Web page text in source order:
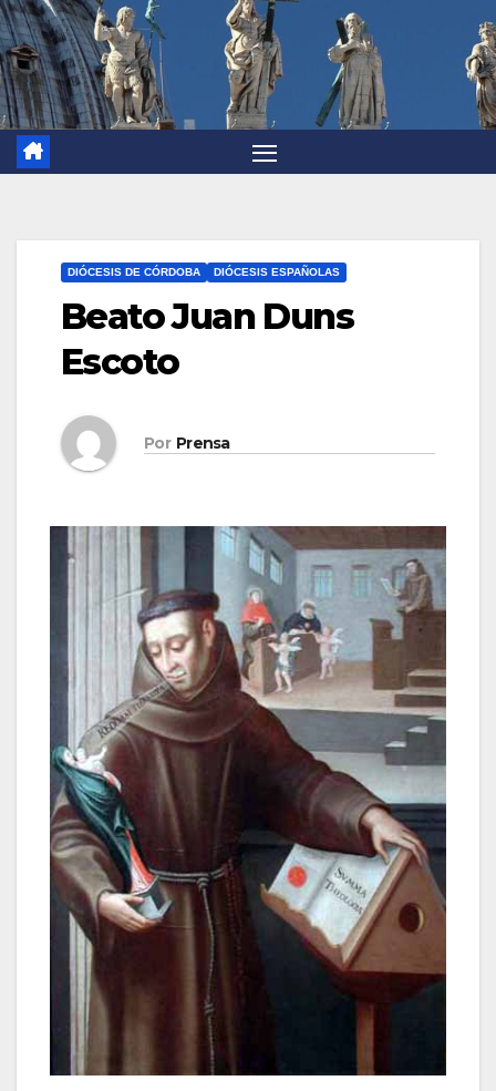
DIÓCESIS DE CÓRDOBA DIÓCESIS ESPAÑOLAS
Beato Juan Duns
Escoto
Por Prensa